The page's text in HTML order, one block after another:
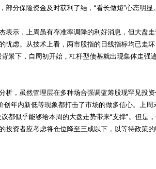
部分保险资金及时获利了结，“看长做短”心态明显。
示，上周虽有存准率调降的利好消息，但大盘走
忧虑。从技术上看，两市股指的日线指标均已走
景下，自周初开始，杠杆型债基就出现集体走强
，虽然管理层在多种场合强调蓝筹股现罕见投资
创年内新低等现象都打击了市场的做多信心。上
都似乎能够给本周的大盘走势带来“支撑”。但是
投资者应考虑将仓位降至三成以下，以等待政策的